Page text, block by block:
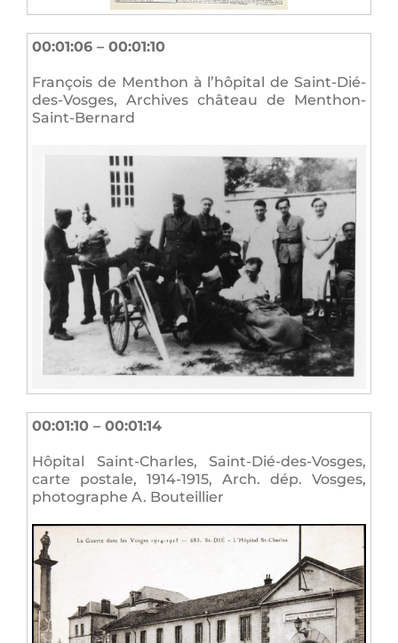
00:01:06 – 00:01:10
François de Menthon à l’hôpital de Saint-Dié-
des-Vosges, Archives château de Menthon-
Saint-Bernard
00:01:10 – 00:01:14
Hôpital Saint-Charles, Saint-Dié-des-Vosges,
carte postale, 1914-1915, Arch. dép. Vosges,
photographe A. Bouteillier